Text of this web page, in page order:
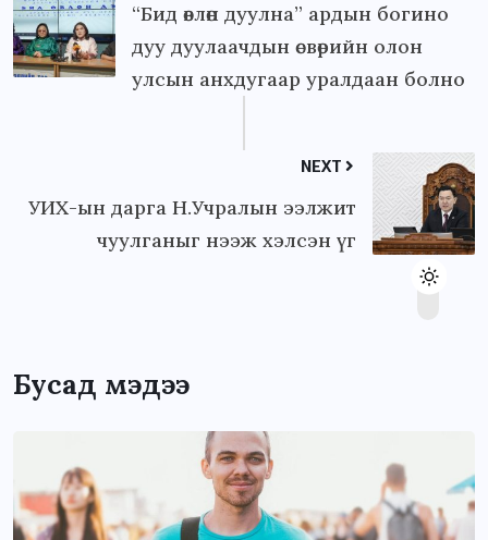
“Бид өвлөн дуулна” ардын богино
дуу дуулаачдын өсвөрийн олон
улсын анхдугаар уралдаан болно
NEXT
УИХ-ын дарга Н.Учралын ээлжит
чуулганыг нээж хэлсэн үг
Бусад мэдээ